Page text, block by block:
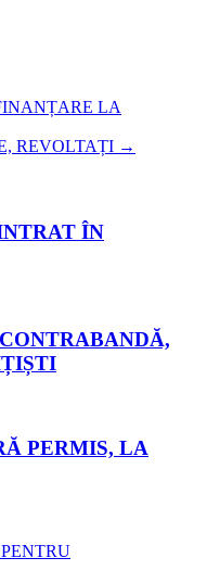
LA
REVOLTAȚI →
ÎN
PERMIS, LA